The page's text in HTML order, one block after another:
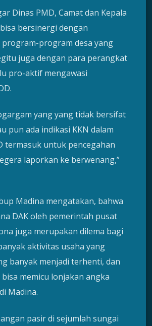
Dinas PMD, Camat dan Kepala
bersinergi dengan
program desa yang
juga dengan para perangkat
pro-aktif mengawasi
yang yang tidak bersifat
pun ada indikasi KKN dalam
termasuk untuk pencegahan
laporkan ke berwenang,”
Madina mengatakan, bahwa
DAK oleh pemerintah pusat
juga merupakan dilema bagi
aktivitas usaha yang
banyak menjadi terhenti, dan
memicu lonjakan angka
Madina.
pasir di sejumlah sungai